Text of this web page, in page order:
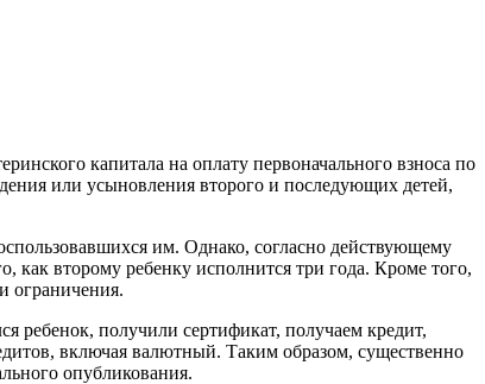
капитала на оплату первоначального взноса по
или усыновления второго и последующих детей,
им. Однако, согласно действующему
как второму ребенку исполнится три года. Кроме того,
ограничения.
ребенок, получили сертификат, получаем кредит,
включая валютный. Таким образом, существенно
опубликования.